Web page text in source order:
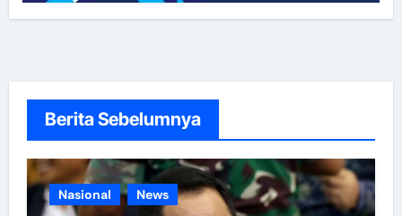
Berita Sebelumnya
Nasional News